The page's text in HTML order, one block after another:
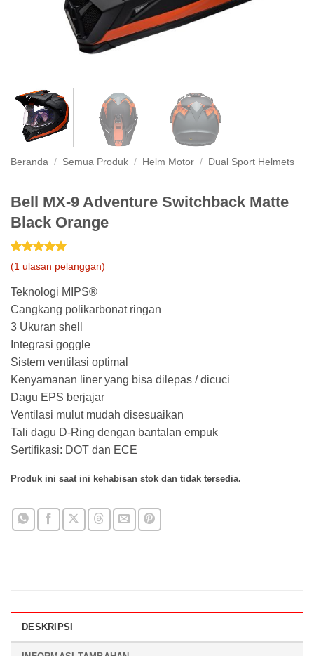
Beranda / Semua Produk / Helm Motor / Dual Sport Helmets
Bell MX-9 Adventure Switchback Matte
Black Orange
Peringkat5
dari 5
berdasarkan
1
penilaian
pelanggan
(1 ulasan pelanggan)
Teknologi MIPS®
Cangkang polikarbonat ringan
3 Ukuran shell
Integrasi goggle
Sistem ventilasi optimal
Kenyamanan liner yang bisa dilepas / dicuci
Dagu EPS berjajar
Ventilasi mulut mudah disesuaikan
Tali dagu D-Ring dengan bantalan empuk
Sertifikasi: DOT dan ECE
Produk ini saat ini kehabisan stok dan tidak tersedia.
DESKRIPSI